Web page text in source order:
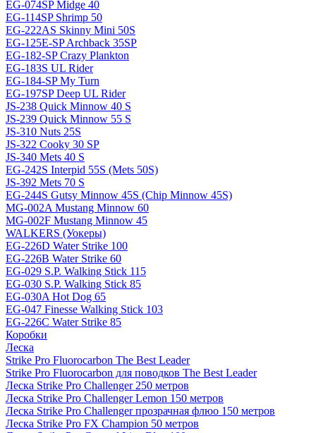
EG-074SP Midge 40
EG-114SP Shrimp 50
EG-222AS Skinny Mini 50S
EG-125E-SP Archback 35SP
EG-182-SP Crazy Plankton
EG-183S UL Rider
EG-184-SP My Turn
EG-197SP Deep UL Rider
JS-238 Quick Minnow 40 S
JS-239 Quick Minnow 55 S
JS-310 Nuts 25S
JS-322 Cooky 30 SP
JS-340 Mets 40 S
EG-242S Interpid 55S (Mets 50S)
JS-392 Mets 70 S
EG-244S Gutsy Minnow 45S (Chip Minnow 45S)
MG-002A Mustang Minnow 60
MG-002F Mustang Minnow 45
WALKERS (Уокеры)
EG-226D Water Strike 100
EG-226B Water Strike 60
EG-029 S.P. Walking Stick 115
EG-030 S.P. Walking Stick 85
EG-030A Hot Dog 65
EG-047 Finesse Walking Stick 103
EG-226C Water Strike 85
Коробки
Леска
Strike Pro Fluorocarbon The Best Leader
Strike Pro Fluorocarbon для поводков The Best Leader
Леска Strike Pro Challenger 250 метров
Леска Strike Pro Challenger Lemon 150 метров
Леска Strike Pro Challenger прозрачная флюо 150 метров
Леска Strike Pro FX Champion 50 метров